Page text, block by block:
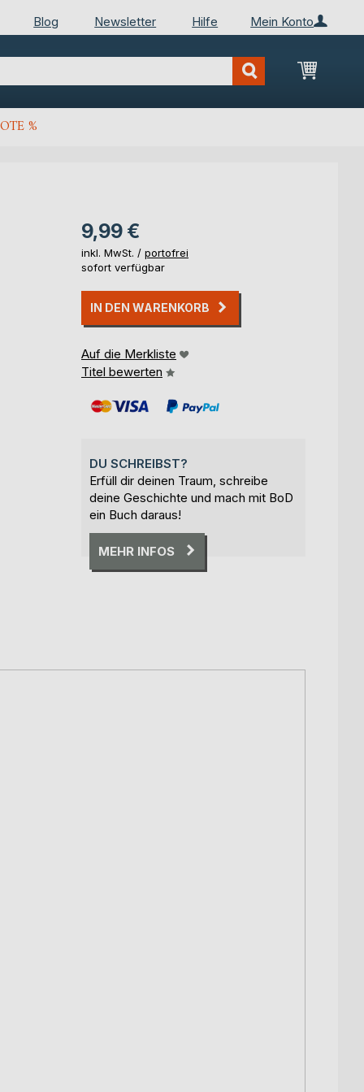
Mein Konto
Blog Newsletter Hilfe
Mein
%
9,99 €
inkl. MwSt. / portofrei
sofort verfügbar
IN DEN WARENKORB
Auf die Merkliste
Titel bewerten
DU SCHREIBST?
Erfüll dir deinen Traum, schreibe
deine Geschichte und mach mit BoD
ein Buch daraus!
MEHR INFOS